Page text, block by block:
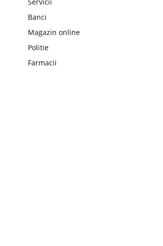
Banci
Magazin online
Politie
Farmacii